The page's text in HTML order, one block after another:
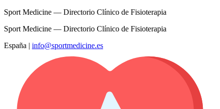
Sport Medicine — Directorio Clínico de Fisioterapia
Sport Medicine — Directorio Clínico de Fisioterapia
España | info@sportmedicine.es